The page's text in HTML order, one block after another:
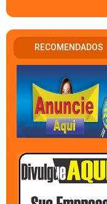
RECOMENDADOS